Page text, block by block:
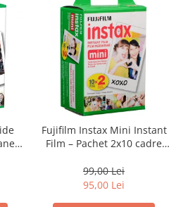
Fujifilm Instax Mini Instant
Film – Pachet 2x10 cadre
color vibrante și developare
rapidă
99,00 Lei
95,00 Lei